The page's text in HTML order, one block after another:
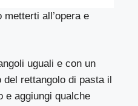
all’opera e
uguali e con un
rettangolo di pasta il
e aggiungi qualche